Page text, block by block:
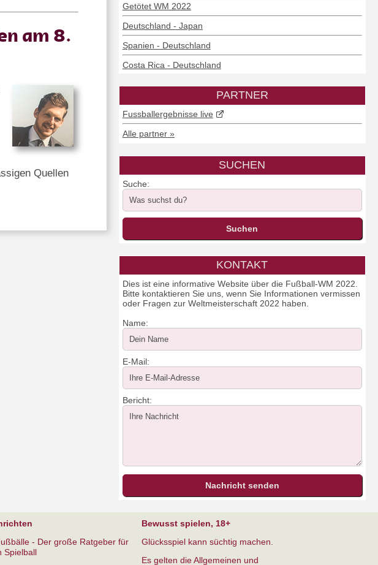
am 8.
Quellen
Getötet WM 2022
Deutschland - Japan
Spanien - Deutschland
Costa Rica - Deutschland
PARTNER
Fussballergebnisse live
Alle partner »
SUCHEN
Suche:
KONTAKT
Dies ist eine informative Website über die Fußball-WM 2022.
Bitte kontaktieren Sie uns, wenn Sie Informationen vermissen
oder Fragen zur Weltmeisterschaft 2022 haben.
Name:
E-Mail:
Bericht:
- Der große Ratgeber für
Spielball
Bewusst spielen, 18+
Glücksspiel kann süchtig machen.
Es gelten die Allgemeinen und